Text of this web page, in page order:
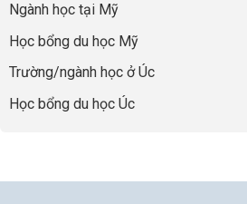
chọn
sự
Ngành học tại Mỹ
Học bổng du học Mỹ
Trường/ngành học ở Úc
Học bổng du học Úc